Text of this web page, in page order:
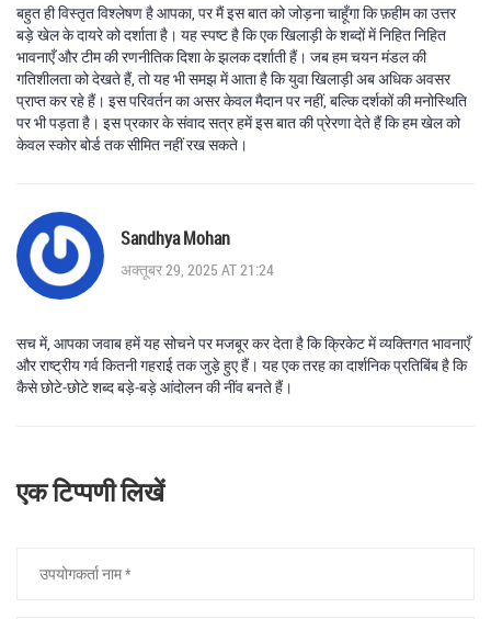
बहुत ही विस्तृत विश्लेषण है आपका, पर मैं इस बात को जोड़ना चाहूँगा कि फ़हीम का उत्तर
बड़े खेल के दायरे को दर्शाता है। यह स्पष्ट है कि एक खिलाड़ी के शब्दों में निहित निहित
भावनाएँ और टीम की रणनीतिक दिशा के झलक दर्शाती हैं। जब हम चयन मंडल की
गतिशीलता को देखते हैं, तो यह भी समझ में आता है कि युवा खिलाड़ी अब अधिक अवसर
प्राप्त कर रहे हैं। इस परिवर्तन का असर केवल मैदान पर नहीं, बल्कि दर्शकों की मनोस्थिति
पर भी पड़ता है। इस प्रकार के संवाद सत्र हमें इस बात की प्रेरणा देते हैं कि हम खेल को
केवल स्कोर बोर्ड तक सीमित नहीं रख सकते।
Sandhya Mohan
अक्तूबर 29, 2025 AT 21:24
सच में, आपका जवाब हमें यह सोचने पर मजबूर कर देता है कि क्रिकेट में व्यक्तिगत भावनाएँ
और राष्ट्रीय गर्व कितनी गहराई तक जुड़े हुए हैं। यह एक तरह का दार्शनिक प्रतिबिंब है कि
कैसे छोटे‑छोटे शब्द बड़े‑बड़े आंदोलन की नींव बनते हैं।
एक टिप्पणी लिखें